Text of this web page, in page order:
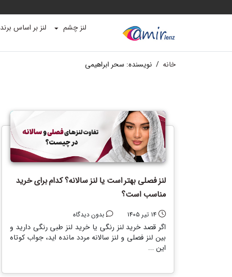
لنز چشم لنز بر اساس برند
خانه / نویسنده: سحر ابراهیمی
لنز فصلی بهتر است یا لنز سالانه؟ کدام برای خرید
مناسب است؟
14 تیر 1405 بدون دیدگاه
اگر قصد خرید لنز رنگی یا خرید لنز طبی رنگی دارید و
بین لنز فصلی و لنز سالانه مردد مانده اید، جواب کوتاه
این ...